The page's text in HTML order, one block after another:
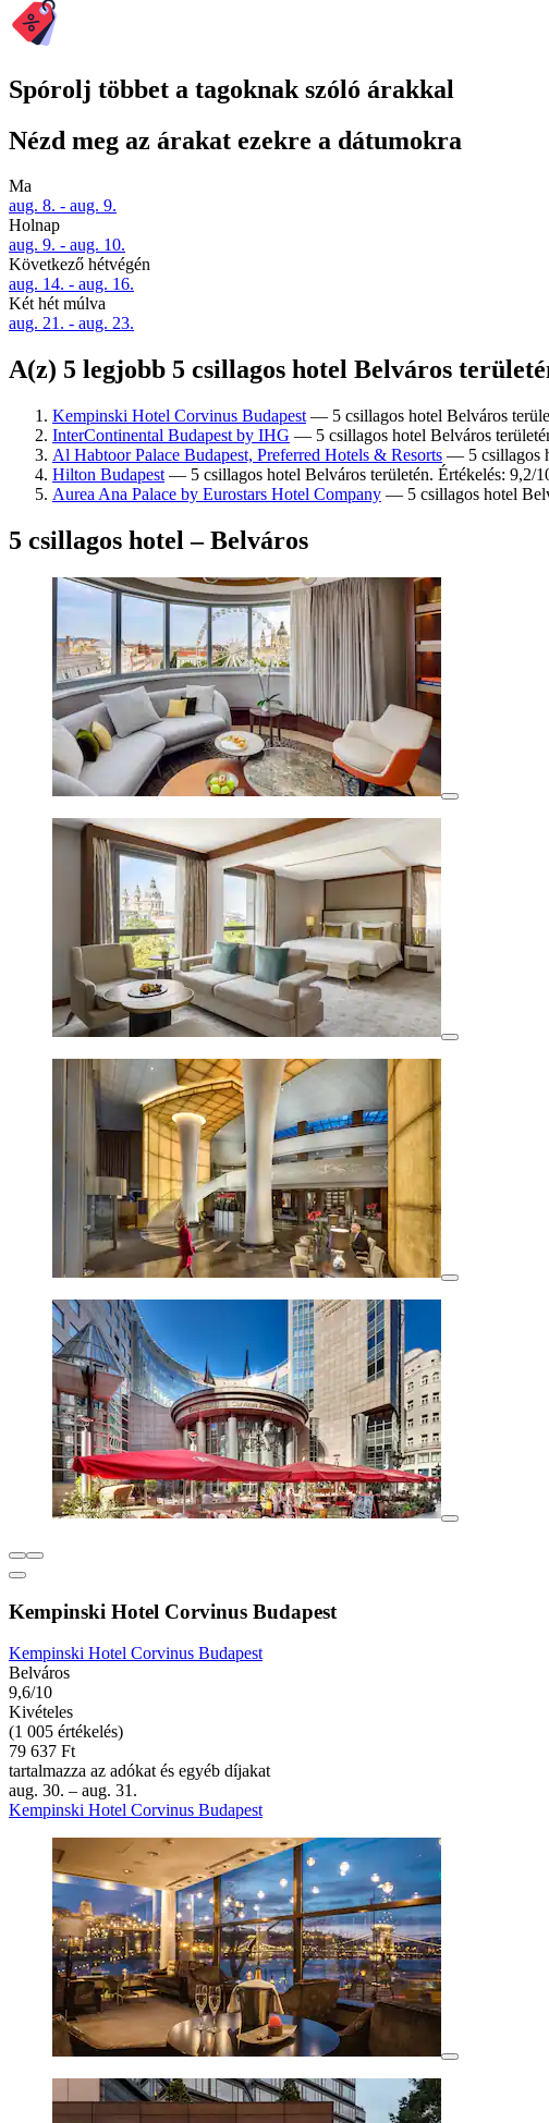
Spórolj többet a tagoknak szóló árakkal
Nézd meg az árakat ezekre a dátumokra
Ma
aug. 8. - aug. 9.
Holnap
aug. 9. - aug. 10.
Következő hétvégén
aug. 14. - aug. 16.
Két hét múlva
aug. 21. - aug. 23.
A(z) 5 legjobb 5 csillagos hotel Belváros
Kempinski Hotel Corvinus Budapest — 5 csillagos hotel Belváros
InterContinental Budapest by IHG — 5 csillagos hotel Belváros
Al Habtoor Palace Budapest, Preferred Hotels & Resorts — 5 csillagos
Hilton Budapest — 5 csillagos hotel Belváros területén. Értékelés: 9,2/
Aurea Ana Palace by Eurostars Hotel Company — 5 csillagos hotel
5 csillagos hotel – Belváros
Kempinski Hotel Corvinus Budapest
Kempinski Hotel Corvinus Budapest
Belváros
9,6/10
Kivételes
(1 005 értékelés)
79 637 Ft
tartalmazza az adókat és egyéb díjakat
aug. 30. – aug. 31.
Kempinski Hotel Corvinus Budapest